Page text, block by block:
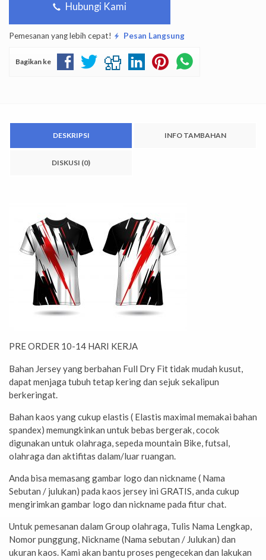
Hubungi Kami
Pemesanan yang lebih cepat! Pesan Langsung
Bagikan ke
DESKRIPSI INFO TAMBAHAN
DISKUSI (0)
PRE ORDER 10-14 HARI KERJA
Bahan Jersey yang berbahan Full Dry Fit tidak mudah kusut,
dapat menjaga tubuh tetap kering dan sejuk sekalipun
berkeringat.
Bahan kaos yang cukup elastis ( Elastis maximal memakai bahan
spandex) memungkinkan untuk bebas bergerak, cocok
digunakan untuk olahraga, sepeda mountain Bike, futsal,
olahraga dan aktifitas dalam/luar ruangan.
Anda bisa memasang gambar logo dan nickname ( Nama
Sebutan / julukan) pada kaos jersey ini GRATIS, anda cukup
mengirimkan gambar logo dan nickname pada fitur chat.
Untuk pemesanan dalam Group olahraga, Tulis Nama Lengkap,
Nomor punggung, Nickname (Nama sebutan / Julukan) dan
ukuran kaos. Kami akan bantu proses pengecekan dan lakukan